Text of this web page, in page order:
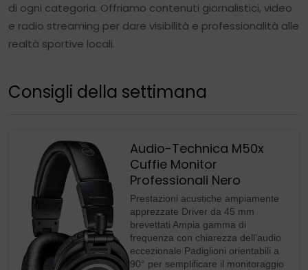
di ogni categoria. Offriamo contenuti giornalistici, video
e radio streaming per dare visibilità e professionalità alle
realtà sportive locali.
Consigli della settimana
Audio-Technica M50x
Cuffie Monitor
Professionali Nero
Prestazioni acustiche ampiamente
apprezzate Driver da 45 mm
brevettati Ampia gamma di
frequenza con chiarezza dell’audio
eccezionale Padiglioni orientabili a
90° per semplificare il monitoraggio